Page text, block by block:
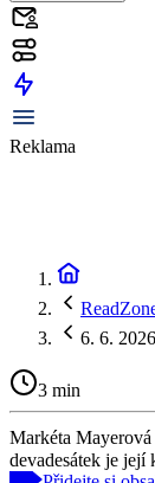
Reklama
6. 6.
3 min
Markéta
devadesátek je její